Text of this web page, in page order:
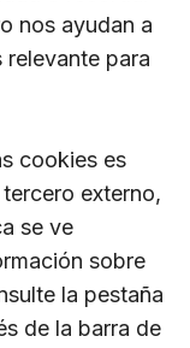
nos ayudan a
relevante para
cookies es
externo,
se ve
sobre
la pestaña
de la barra de